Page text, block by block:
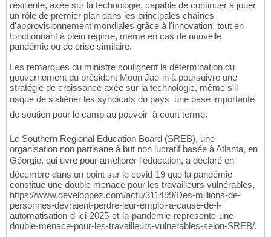
résiliente, axée sur la technologie, capable de continuer à jouer
un rôle de premier plan dans les principales chaînes
d'approvisionnement mondiales grâce à l'innovation, tout en
fonctionnant à plein régime, même en cas de nouvelle
pandémie ou de crise similaire.
Les remarques du ministre soulignent la détermination du
gouvernement du président Moon Jae-in à poursuivre une
stratégie de croissance axée sur la technologie, même s'il
risque de s'aliéner les syndicats du pays  une base importante
de soutien pour le camp au pouvoir  à court terme.
Le Southern Regional Education Board (SREB), une
organisation non partisane à but non lucratif basée à Atlanta, en
Géorgie, qui uvre pour améliorer l'éducation, a déclaré en
décembre dans un point sur le covid-19 que la pandémie
constitue une double menace pour les travailleurs vulnérables,
https://www.developpez.com/actu/311499/Des-millions-de-
personnes-devraient-perdre-leur-emploi-a-cause-de-l-
automatisation-d-ici-2025-et-la-pandemie-represente-une-
double-menace-pour-les-travailleurs-vulnerables-selon-SREB/.